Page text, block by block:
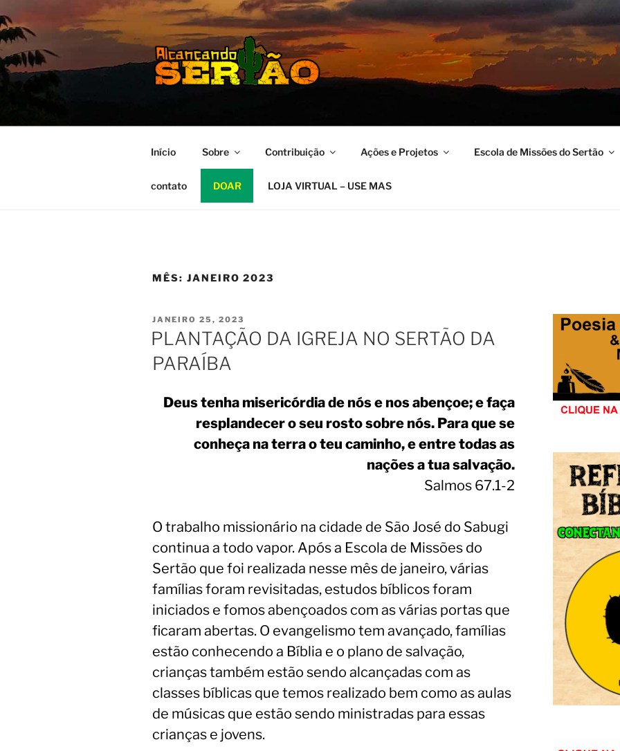
Início Sobre Contribuição Ações e Projetos Escola de Missões do Sertão
contato DOAR LOJA VIRTUAL – USE MAS
MÊS: JANEIRO 2023
JANEIRO 25, 2023
PLANTAÇÃO DA IGREJA NO SERTÃO DA
PARAÍBA
Deus tenha misericórdia de nós e nos abençoe; e faça
resplandecer o seu rosto sobre nós. Para que se
conheça na terra o teu caminho, e entre todas as
nações a tua salvação.
Salmos 67.1-2
O trabalho missionário na cidade de São José do Sabugi
continua a todo vapor. Após a Escola de Missões do
Sertão que foi realizada nesse mês de janeiro, várias
famílias foram revisitadas, estudos bíblicos foram
iniciados e fomos abençoados com as várias portas que
ficaram abertas. O evangelismo tem avançado, famílias
estão conhecendo a Bíblia e o plano de salvação,
crianças também estão sendo alcançadas com as
classes bíblicas que temos realizado bem como as aulas
de músicas que estão sendo ministradas para essas
crianças e jovens.